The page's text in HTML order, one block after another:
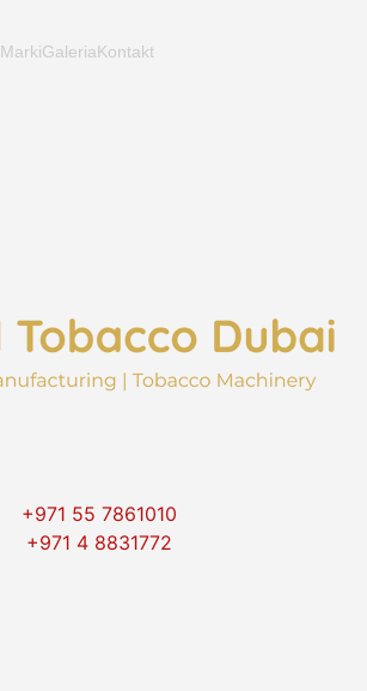
MarkiGaleriaKontakt
+971 55 7861010
+971 4 8831772